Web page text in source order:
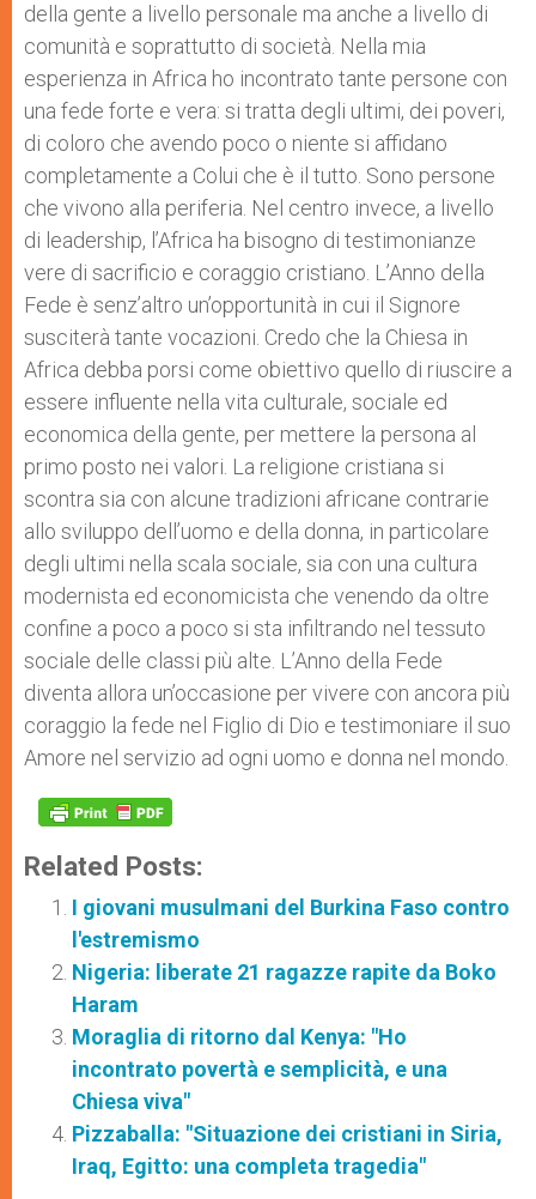
della gente a livello personale ma anche a livello di
comunità e soprattutto di società. Nella mia
esperienza in Africa ho incontrato tante persone con
una fede forte e vera: si tratta degli ultimi, dei poveri,
di coloro che avendo poco o niente si affidano
completamente a Colui che è il tutto. Sono persone
che vivono alla periferia. Nel centro invece, a livello
di leadership, l’Africa ha bisogno di testimonianze
vere di sacrificio e coraggio cristiano. L’Anno della
Fede è senz’altro un’opportunità in cui il Signore
susciterà tante vocazioni. Credo che la Chiesa in
Africa debba porsi come obiettivo quello di riuscire a
essere influente nella vita culturale, sociale ed
economica della gente, per mettere la persona al
primo posto nei valori. La religione cristiana si
scontra sia con alcune tradizioni africane contrarie
allo sviluppo dell’uomo e della donna, in particolare
degli ultimi nella scala sociale, sia con una cultura
modernista ed economicista che venendo da oltre
confine a poco a poco si sta infiltrando nel tessuto
sociale delle classi più alte. L’Anno della Fede
diventa allora un’occasione per vivere con ancora più
coraggio la fede nel Figlio di Dio e testimoniare il suo
Amore nel servizio ad ogni uomo e donna nel mondo.
Related Posts:
I giovani musulmani del Burkina Faso contro
l'estremismo
Nigeria: liberate 21 ragazze rapite da Boko
Haram
Moraglia di ritorno dal Kenya: "Ho
incontrato povertà e semplicità, e una
Chiesa viva"
Pizzaballa: "Situazione dei cristiani in Siria,
Iraq, Egitto: una completa tragedia"